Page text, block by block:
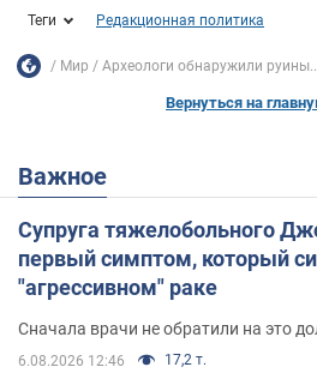
Теги Редакционная политика
Мир Археологи обнаружили руины...
Вернуться на
Важное
Супруга тяжелобольного
первый симптом, который
"агрессивном" раке
Сначала врачи не обратили на это
6.08.2026 12:46 17,2 т.